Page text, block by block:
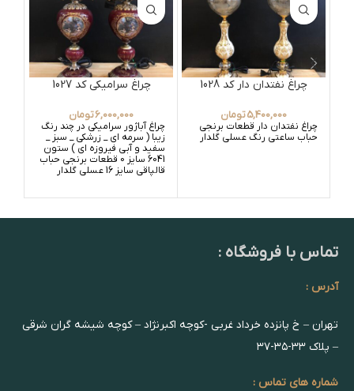
چراغ نفتدان دار کد 1028
5,400,000تومان
چراغ نفتدان دار قطعات برنجی
حباب ساعتی رنگ عسلی گلدار
چراغ سرامیکی کد 1027
6,000,000تومان
چراغ آباژور سرامیکی در چند رنگ
زیبا ( سرمه ای _ زرشکی _ سبز _
سفید و آبی فیروزه ای ) ستون
6041 سایز 0 قطعات برنجی حباب
قالپاقی سایز 16 عسلی گلدار
تماس با فروشگاه :
آدرس :
تهران – خ پانزده خرداد غربی -کوچه اکبرنژاد – کوچه شیشه گران شرقی
– پلاک ۳۳-۳۵-۳۷
شماره های تماس :